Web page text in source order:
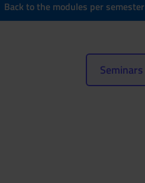
Back to the modules per semester
Seminars